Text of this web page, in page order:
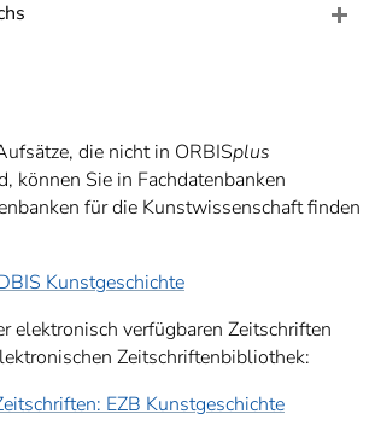
7
die nicht in ORBISplus
können Sie in Fachdatenbanken
für die Kunstwissenschaft finden
Kunstgeschichte
elektronisch verfügbaren Zeitschriften
Zeitschriftenbibliothek:
EZB Kunstgeschichte